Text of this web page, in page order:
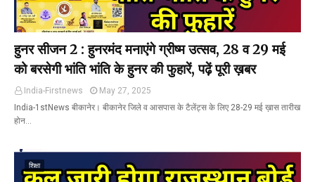
हुनर सीजन 2 : हुनरमंद मनाएंगे ग्रीष्म उत्सव, 28 व 29 मई
को बरसेगी भांति भांति के हुनर की फुहारें, पढ़ें पूरी ख़बर
India-Firstnews
May 27, 2025
India-1stNews बीकानेर। बीकानेर जिले व आसपास के टैलेंट्स के लिए 28-29 मई ख़ास तारीख
होन…
शिक्षा